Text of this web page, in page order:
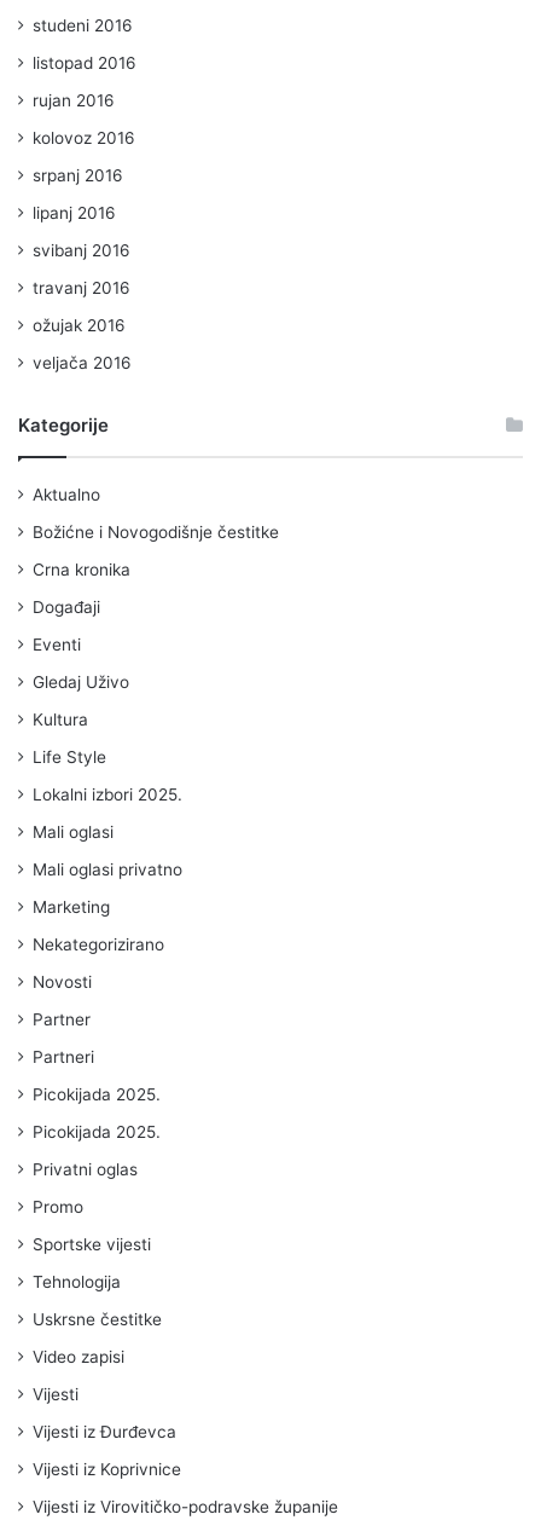
studeni 2016
listopad 2016
rujan 2016
kolovoz 2016
srpanj 2016
lipanj 2016
svibanj 2016
travanj 2016
ožujak 2016
veljača 2016
Kategorije
Aktualno
Božićne i Novogodišnje čestitke
Crna kronika
Događaji
Eventi
Gledaj Uživo
Kultura
Life Style
Lokalni izbori 2025.
Mali oglasi
Mali oglasi privatno
Marketing
Nekategorizirano
Novosti
Partner
Partneri
Picokijada 2025.
Picokijada 2025.
Privatni oglas
Promo
Sportske vijesti
Tehnologija
Uskrsne čestitke
Video zapisi
Vijesti
Vijesti iz Đurđevca
Vijesti iz Koprivnice
Vijesti iz Virovitičko-podravske županije